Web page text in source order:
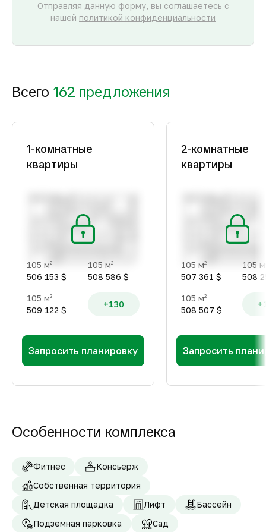
Отправляя данную форму, вы соглашаетесь с
нашей политикой конфиденциальности
Всего 162 предложения
1-комнатные
квартиры
105 м2
506 153 $
105 м2
508 586 $
105 м2
509 122 $
+130
Запросить планировку
2-комнатные
квартиры
105 м2
507 361 $
105 м
508
105 м2
508 507 $
Запросить
Особенности комплекса
Фитнес
Консьерж
Собственная территория
Детская площадка
Лифт
Бассейн
Подземная парковка
Сад